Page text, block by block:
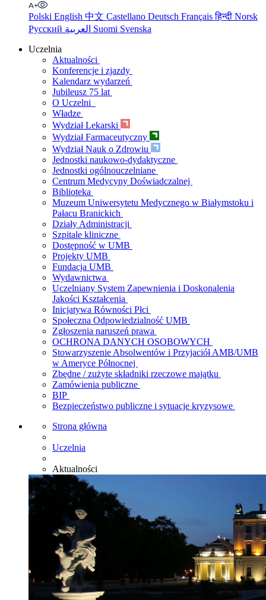
Polski English 中文 Castellano Deutsch Françaisहिन्दी Norsk
Русский
Suomi Svenska
Uczelnia
Aktualności
Konferencje i zjazdy
Kalendarz wydarzeń
Jubileusz 75 lat
O Uczelni
Władze
Wydział Lekarski
Wydział Farmaceutyczny
Wydział Nauk o Zdrowiu
Jednostki naukowo-dydaktyczne
Jednostki ogólnouczelniane
Centrum Medycyny Doświadczalnej
Biblioteka
Muzeum Uniwersytetu Medycznego w Białymstoku i
Pałacu Branickich
Działy Administracji
Szpitale kliniczne
Dostępność w UMB
Projekty UMB
Fundacja UMB
Wydawnictwa
Uczelniany System Zapewnienia i Doskonalenia
Jakości Kształcenia
Inicjatywa Równości Płci
Społeczna Odpowiedzialność UMB
Zgłoszenia naruszeń prawa
OCHRONA DANYCH OSOBOWYCH
Stowarzyszenie Absolwentów i Przyjaciół AMB/UMB
w Ameryce Północnej
Zbędne / zużyte składniki rzeczowe majątku
Zamówienia publiczne
BIP
Bezpieczeństwo publiczne i sytuacje kryzysowe
Strona główna
Uczelnia
Aktualności